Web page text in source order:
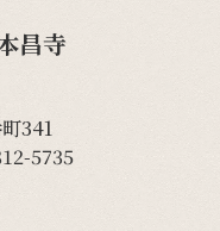
昌寺
341
5735